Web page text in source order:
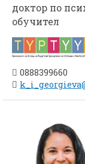
доктор по
обучител
0888399660